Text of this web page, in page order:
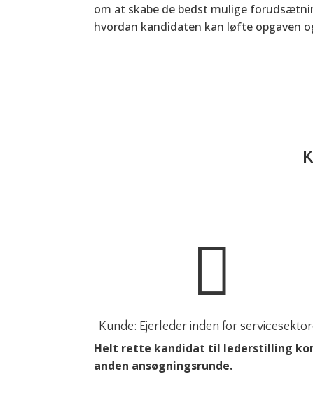
om at skabe de bedst mulige
hvordan kandidaten kan løfte opgaven

Kunde: Ejerleder inden for
Helt rette kandidat til lederstilling
anden ansøgningsrunde.